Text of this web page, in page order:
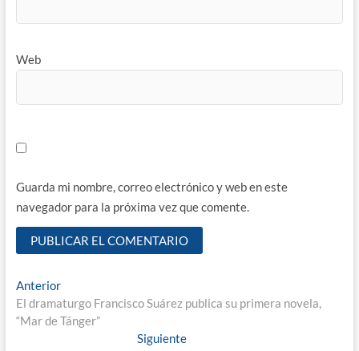
Web
Guarda mi nombre, correo electrónico y web en este
navegador para la próxima vez que comente.
Navegación
de
AnteriorEntrada
anterior:
El dramaturgo Francisco Suárez publica su primera novela,
“Mar de Tánger”
SiguienteEntrada